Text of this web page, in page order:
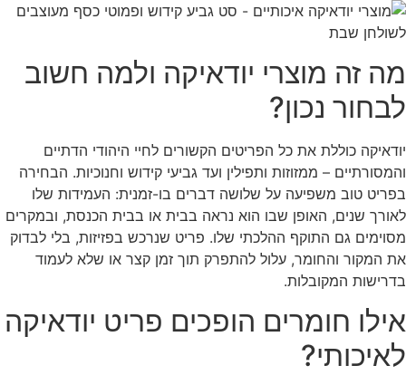
מה זה מוצרי יודאיקה ולמה חשוב
לבחור נכון?
יודאיקה כוללת את כל הפריטים הקשורים לחיי היהודי הדתיים
והמסורתיים – ממזוזות ותפילין ועד גביעי קידוש וחנוכיות. הבחירה
בפריט טוב משפיעה על שלושה דברים בו-זמנית: העמידות שלו
לאורך שנים, האופן שבו הוא נראה בבית או בבית הכנסת, ובמקרים
מסוימים גם התוקף ההלכתי שלו. פריט שנרכש בפזיזות, בלי לבדוק
את המקור והחומר, עלול להתפרק תוך זמן קצר או שלא לעמוד
בדרישות המקובלות.
אילו חומרים הופכים פריט יודאיקה
לאיכותי?